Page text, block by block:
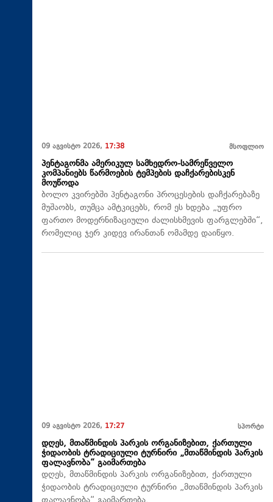
09 აგვისტო 2026, 17:38 მსოფლიო
პენტაგონმა ამერიკულ სამხედრო-სამრეწველო
კომპანიებს წარმოების ტემპების დაჩქარებისკენ
მოუწოდა
ბოლო კვირებში პენტაგონი პროცესების დაჩქარებაზე
მუშაობს, თუმცა ამტკიცებს, რომ ეს ხდება „უფრო
ფართო მოდერნიზაციული ძალისხმევის ფარგლებში“,
რომელიც ჯერ კიდევ ირანთან ომამდე დაიწყო.
09 აგვისტო 2026, 17:27 სპორტი
დღეს, მთაწმინდის პარკის ორგანიზებით, ქართული
ჭიდაობის ტრადიციული ტურნირი „მთაწმინდის პარკის
ფალავნობა“ გაიმართება
დღეს, მთაწმინდის პარკის ორგანიზებით, ქართული
ჭიდაობის ტრადიციული ტურნირი „მთაწმინდის პარკის